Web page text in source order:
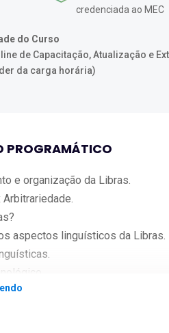
credenciada ao MEC
do Curso
de Capacitação, Atualização e
da carga horária)
PROGRAMÁTICO
e organização da Libras.
aspectos linguísticos da Libras.